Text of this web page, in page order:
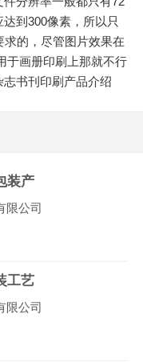
到300像素，所以只
的，尽管图片效果在
于画册印刷上那就不行
书刊印刷产品介绍
装产
限公司
工艺
限公司